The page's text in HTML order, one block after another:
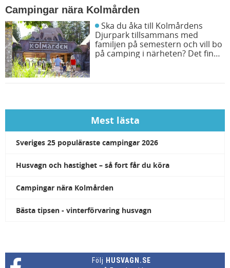
Campingar nära Kolmården
Djurpark tillsammans med
familjen på semestern och vill bo
på camping i närheten? Det finns
Mest lästa
Sveriges 25 populäraste campingar 2026
Husvagn och hastighet – så fort får du köra
Campingar nära Kolmården
Bästa tipsen - vinterförvaring husvagn
Följ HUSVAGN.SE